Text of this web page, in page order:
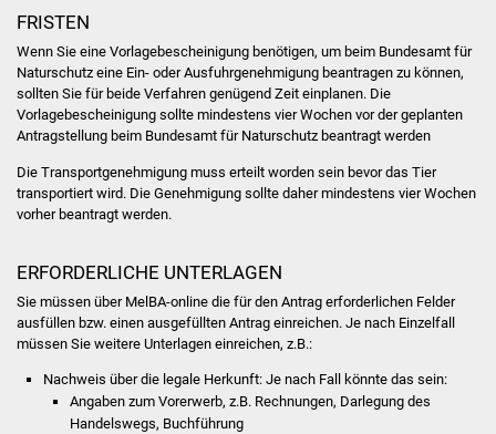
Stadtfest
Ostermarkt
Einrichtungen
Stadtbücherei
Stadtarchiv
Zehntscheuer
FRISTEN
Wenn Sie eine Vorlagebescheinigung benötigen, um beim Bundesamt für
Naturschutz eine Ein- oder Ausfuhrgenehmigung beantragen zu können,
sollten Sie für beide Verfahren genügend Zeit einplanen. Die
Vorlagebescheinigung sollte mindestens vier Wochen vor der geplanten
Antragstellung beim Bundesamt für Naturschutzbeantragt werden
Die Transportgenehmigung muss erteilt worden sein bevor das Tier
transportiert wird. Die Genehmigung sollte daher mindestens vier Wochen
vorher beantragt werden.
ERFORDERLICHE UNTERLAGEN
Sie müssen über MelBA-online die für den Antrag erforderlichen Felder
ausfüllen bzw. einen ausgefüllten Antrag einreichen. Je nach Einzelfall
müssen Sie weitere Unterlagen einreichen, z.B.:
Nachweis über die legale Herkunft: Je nach Fall könnte das sein:
Angaben zum Vorerwerb, z.B. Rechnungen, Darlegung des
Handelswegs, Buchführung